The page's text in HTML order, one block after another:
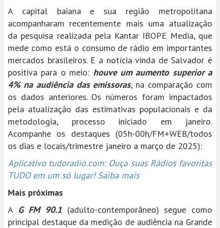
A capital baiana e sua região metropolitana
acompanharam recentemente mais uma atualização
da pesquisa realizada pela Kantar IBOPE Media, que
mede como está o consumo de rádio em importantes
mercados brasileiros. E a notícia vinda de Salvador é
positiva para o meio: houve um aumento superior a
4% na audiência das emissoras, na comparação com
os dados anteriores. Os números foram impactados
pela atualização das estimativas populacionais e da
metodologia, processo iniciado em janeiro.
Acompanhe os destaques (05h-00h/FM+WEB/todos
os dias e locais/trimestre janeiro a março de 2025):
Aplicativo tudoradio.com: Ouça suas Rádios favoritas
TUDO em um só lugar! Saiba mais
Mais próximas
A G FM 90.1 (adulto-contemporâneo) segue como
principal destaque da medição de audiência na Grande